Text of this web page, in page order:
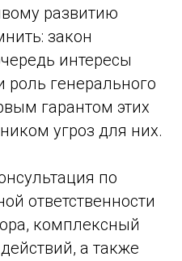
развитию
закон
интересы
роль генерального
гарантом этих
угроз для них.
по
ответственности
комплексный
а также